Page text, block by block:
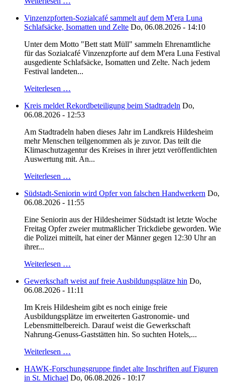
Vinzenzpforten-Sozialcafé sammelt auf dem M'era Luna
Schlafsäcke, Isomatten und Zelte Do, 06.08.2026 - 14:10
Unter dem Motto "Bett statt Müll" sammeln Ehrenamtliche
für das Sozialcafé Vinzenzpforte auf dem M'era Luna Festival
ausgediente Schlafsäcke, Isomatten und Zelte. Nach jedem
Festival landeten...
Weiterlesen …
Kreis meldet Rekordbeteiligung beim Stadtradeln Do,
06.08.2026 - 12:53
Am Stadtradeln haben dieses Jahr im Landkreis Hildesheim
mehr Menschen teilgenommen als je zuvor. Das teilt die
Klimaschutzagentur des Kreises in ihrer jetzt veröffentlichten
Auswertung mit. An...
Weiterlesen …
Südstadt-Seniorin wird Opfer von falschen Handwerkern Do,
06.08.2026 - 11:55
Eine Seniorin aus der Hildesheimer Südstadt ist letzte Woche
Freitag Opfer zweier mutmaßlicher Trickdiebe geworden. Wie
die Polizei mitteilt, hat einer der Männer gegen 12:30 Uhr an
ihrer...
Weiterlesen …
Gewerkschaft weist auf freie Ausbildungsplätze hin Do,
06.08.2026 - 11:11
Im Kreis Hildesheim gibt es noch einige freie
Ausbildungsplätze im erweiterten Gastronomie- und
Lebensmittelbereich. Darauf weist die Gewerkschaft
Nahrung-Genuss-Gaststätten hin. So suchten Hotels,...
Weiterlesen …
HAWK-Forschungsgruppe findet alte Inschriften auf Figuren
in St. Michael Do, 06.08.2026 - 10:17